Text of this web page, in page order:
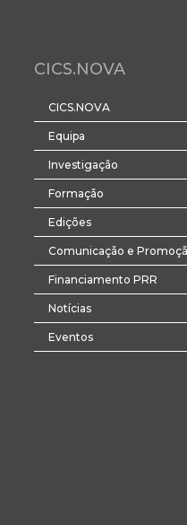
CICS.NOVA
CICS.NOVA
Equipa
Investigação
Formação
Edições
Comunicação e
Financiamento PRR
Notícias
Eventos